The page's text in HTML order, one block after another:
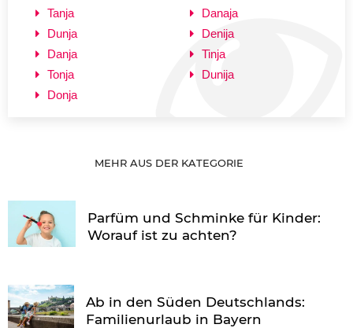
Tanja
Dunja
Danja
Tonja
Donja
Danaja
Denija
Tinja
Dunija
MEHR AUS DER KATEGORIE
Parfüm und Schminke für Kinder:
Worauf ist zu achten?
Ab in den Süden Deutschlands:
Familienurlaub in Bayern